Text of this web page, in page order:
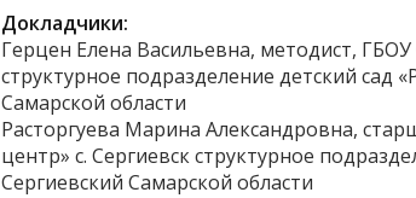
Докладчики:
Герцен Елена Васильевна, методист,
структурное подразделение детский сад
Самарской области
Расторгуева Марина Александровна,
центр» с. Сергиевск структурное
Сергиевский Самарской области